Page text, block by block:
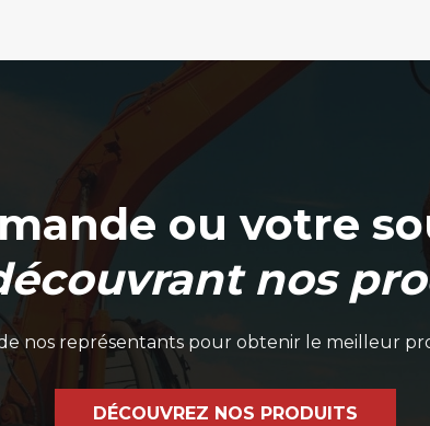
ou votre
nos
nos représentants pour obtenir le meilleur
DÉCOUVREZ NOS PRODUITS